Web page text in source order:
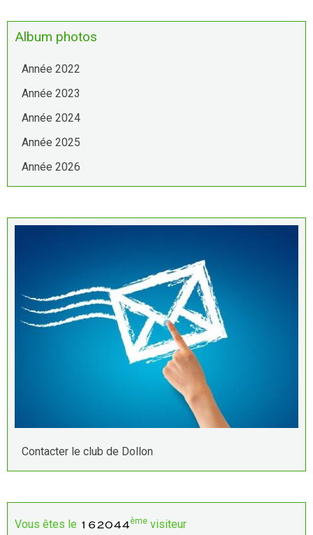
Album photos
Année 2022
Année 2023
Année 2024
Année 2025
Année 2026
Contacter le club de Dollon
Vous êtes le ème visiteur